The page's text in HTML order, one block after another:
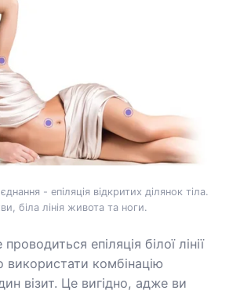
- епіляція відкритих ділянок тіла.
біла лінія живота та ноги.
епіляція білої лінії
використати комбінацію
візит. Це вигідно, адже ви